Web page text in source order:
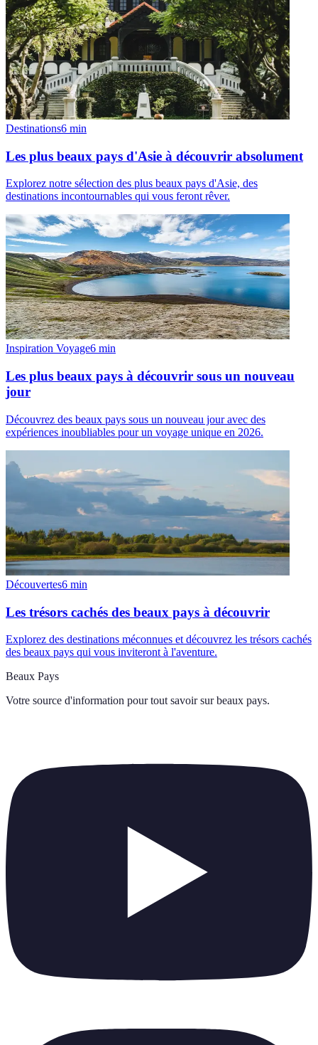
Destinations6 min
Les plus beaux pays d'Asie à découvrir absolument
Explorez notre sélection des plus beaux pays d'Asie, des
destinations incontournables qui vous feront rêver.
Inspiration Voyage6 min
Les plus beaux pays à découvrir sous un nouveau
jour
Découvrez des beaux pays sous un nouveau jour avec des
expériences inoubliables pour un voyage unique en 2026.
Découvertes6 min
Les trésors cachés des beaux pays à découvrir
Explorez des destinations méconnues et découvrez les trésors cachés
des beaux pays qui vous inviteront à l'aventure.
Beaux Pays
Votre source d'information pour tout savoir sur beaux pays.